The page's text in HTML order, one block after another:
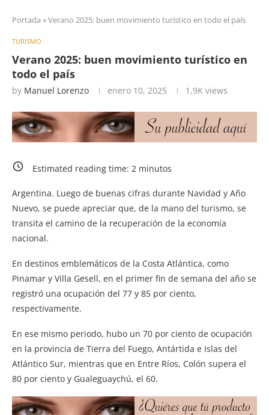
Portada »Verano 2025: buen movimiento turístico en todo el país
TURISMO
Verano 2025: buen movimiento turístico en
todo el país
by Manuel Lorenzo enero 10, 2025 1,9K views
Estimated reading time: 2 minutos
Argentina. Luego de buenas cifras durante Navidad y Año
Nuevo, se puede apreciar que, de la mano del turismo, se
transita el camino de la recuperación de la economía
nacional.
En destinos emblemáticos de la Costa Atlántica, como
Pinamar y Villa Gesell, en el primer fin de semana del año se
registró una ocupación del 77 y 85 por ciento,
respectivamente.
En ese mismo periodo, hubo un 70 por ciento de ocupación
en la provincia de Tierra del Fuego, Antártida e Islas del
Atlántico Sur, mientras que en Entre Ríos, Colón supera el
80 por ciento y Gualeguaychú, el 60.